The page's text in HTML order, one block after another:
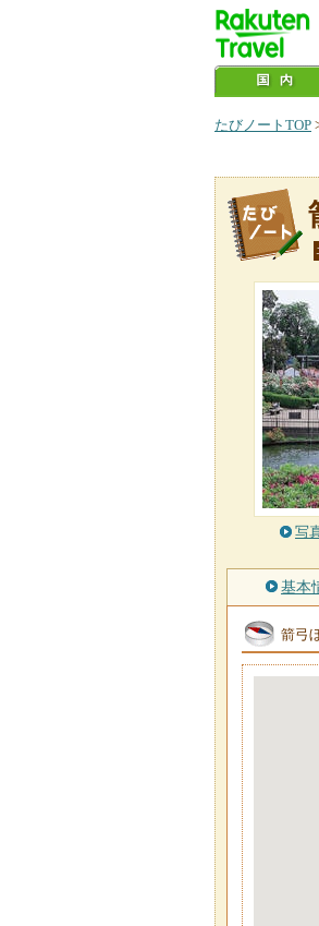
たびノートTOP
写
基本
箭弓